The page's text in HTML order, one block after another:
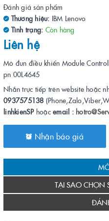
Đánh giá sản phẩm
Thương hiệu: IBM Lenovo
Tình trạng: Còn hàng
Liên hệ
Mô đun điều khiển Module
pn 00L4645
Nhắn trực tiếp trên website hoặc
0937575138
linhkienSPhoặc email :
Nhận báo giá
TẠI SAO CHỌN